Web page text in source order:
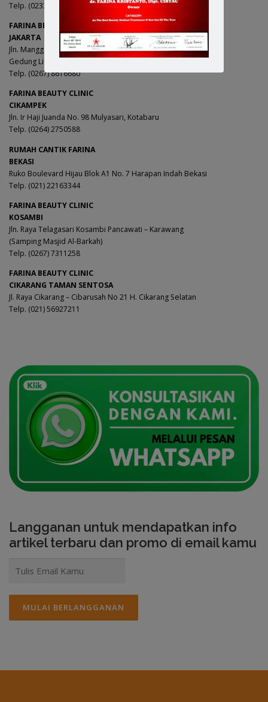
Telp. (0233) 8291318
FARINA BEAUTY CLINIC
JAKARTA
Jln. Mangga Besar Raya No 21 -23 Mangga Besar,
Gedung Linayanti Jakarta Barat
Telp. (0267) 8616680
FARINA BEAUTY CLINIC
CIKAMPEK
Jln. Ir Haji Juanda No. 98 Mulyasari, Kotabaru
Telp. (0264) 2750588
RUMAH CANTIK FARINA
BEKASI
Ruko Boulevard Hijau Blok A1 No. 7 Harapan Indah Bekasi
Telp. (021) 22163344
FARINA BEAUTY CLINIC
KOSAMBI
Jln. Raya Telagasari Kosambi Pancawati – Karawang
(Samping Masjid Al-Barkah)
Telp. (0267) 7311258
FARINA BEAUTY CLINIC
CIKARANG TAMAN SENTOSA
Jl. Raya Cikarang – Cibarusah No 21 H. Cikarang Selatan
Telp. (021) 56927211
Langganan untuk mendapatkan info
artikel terbaru dan promo di email kamu